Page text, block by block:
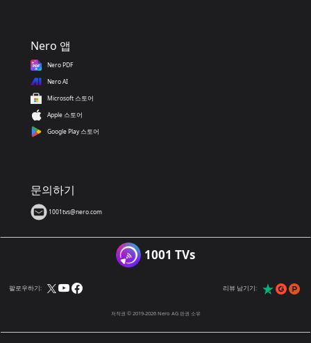
Nero 앱
Nero PDF
Nero AI
Microsoft 스토어
Apple 스토어
Google Play 스토어
문의하기
1001tvs@nero.com
1001 TVs
팔로우하기: 리뷰 남기기:
저작권 © 2019-2026 Nero AG 판권 소유